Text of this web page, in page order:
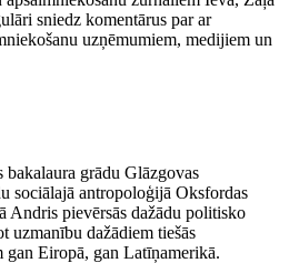
sniedz komentārus par ar
uzņēmumiem, medijiem un
grādu Glāzgovas
sociālajā antropoloģijā Oksfordas
Andris pievērsās dažādu politisko
uzmanību dažādiem tiešās
gan Eiropā, gan Latīņamerikā.